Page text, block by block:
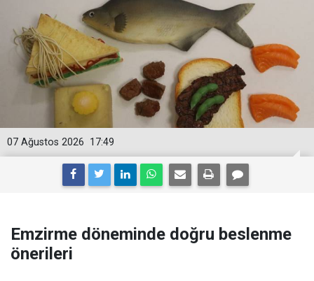
17:49
07 Ağustos 2026
Emzirme döneminde doğru beslenme
önerileri